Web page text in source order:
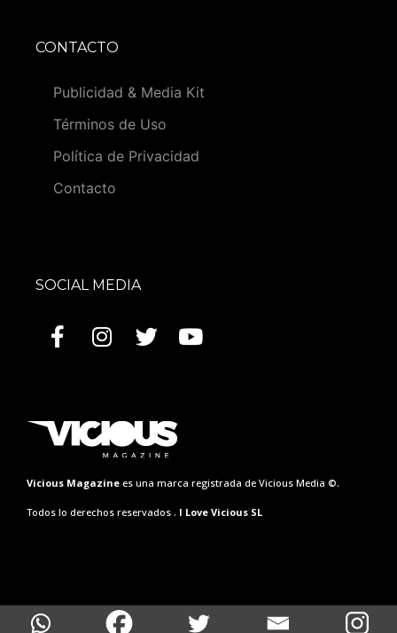
CONTACTO
Publicidad & Media Kit
Términos de Uso
Política de Privacidad
Contacto
SOCIAL MEDIA
Vicious Magazine es una marca registrada de Vicious Media ©.
Todos lo derechos reservados . I Love Vicious SL